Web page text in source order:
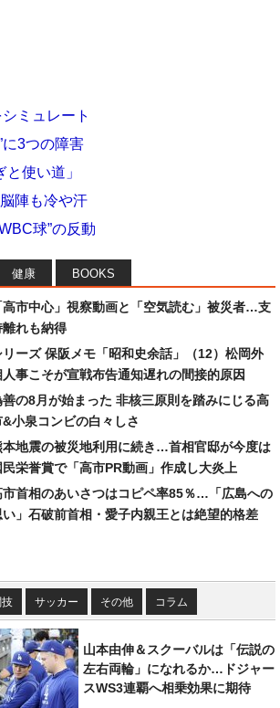
ミュレート
に3つの障害
使い道」
陣も冷や汗
球”の反動
健康 BOOKS
高市中心」視察動画と「空気読む」被災者…支
離れも納得
リーズ 保阪メモ「昭和史余話」（12）松岡外
人事こそが宣戦布告通知遅れの間接的原因
善の8月が始まった 非核三原則を踏みにじる高
&小泉コンビの白々しさ
本地震の被災地利用に続き…首相官邸が今度は
民栄誉賞で「高市PR動画」作成し大炎上
市首相のあいさつはコピペ率85％…「広島への
い」石破前首相・愛子内親王とは絶望的格差
サッカー その他 コラム
山本由伸＆スクーバルは「伝説の
左右両輪」になれるか…ドジャー
スWS3連覇へ相乗効果に期待